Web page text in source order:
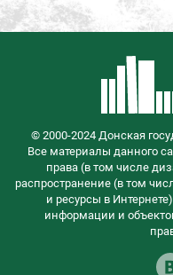
© 2000-2024 Донская
Все материалы данного
права (в том числе
распространение (в том
и ресурсы в
информации и